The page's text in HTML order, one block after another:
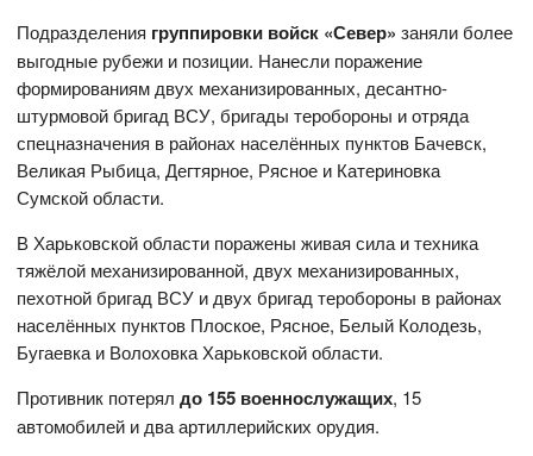
Подразделения группировки войск «Север» заняли более
выгодные рубежи и позиции. Нанесли поражение
формированиям двух механизированных, десантно-
штурмовой бригад ВСУ, бригады теробороны и отряда
спецназначения в районах населённых пунктов Бачевск,
Великая Рыбица, Дегтярное, Рясное и Катериновка
Сумской области.
В Харьковской области поражены живая сила и техника
тяжёлой механизированной, двух механизированных,
пехотной бригад ВСУ и двух бригад теробороны в районах
населённых пунктов Плоское, Рясное, Белый Колодезь,
Бугаевка и Волоховка Харьковской области.
Противник потерялдо 155 военнослужащих, 15
автомобилей и два артиллерийских орудия.